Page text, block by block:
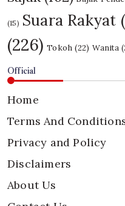
(15) Suara Rakyat
(226) Tokoh (22) Wanita
Official
Home
Terms And
Privacy and Policy
Disclaimers
About Us